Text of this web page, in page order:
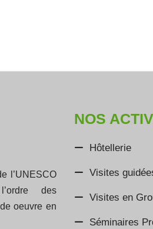
l’UNESCO
des
oeuvre en
NOS
Hôtellerie
Visites
Visites en
Séminaires